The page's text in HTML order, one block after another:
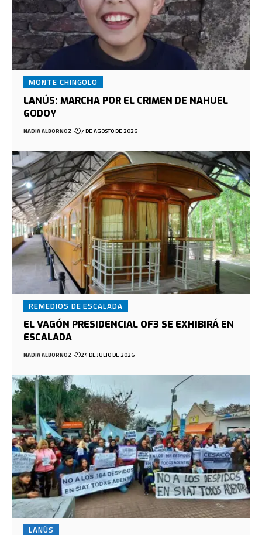
MONTE CHINGOLO
LANÚS: MARCHA POR EL CRIMEN DE NAHUEL
GODOY
NADIA ALBORNOZ 7 DE AGOSTO DE 2026
REMEDIOS DE ESCALADA
EL VAGÓN PRESIDENCIAL OF3 SE EXHIBIRÁ EN
ESCALADA
NADIA ALBORNOZ 24 DE JULIO DE 2026
LANÚS